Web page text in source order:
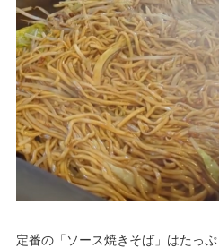
定番の「ソース焼きそば」はたっぷ